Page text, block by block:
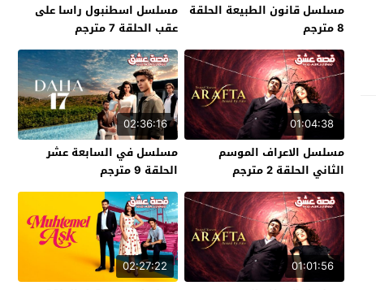
مسلسل قانون الطبيعة الحلقة
8 مترجم
مسلسل اسطنبول راسا على
عقب الحلقة 7 مترجم
01:04:38
مسلسل الاعراف الموسم
الثاني الحلقة 2 مترجم
02:36:16
مسلسل في السابعة عشر
الحلقة 9 مترجم
01:01:56
02:27:22